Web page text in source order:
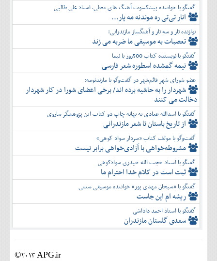
گفتگو با خواننده پیشکسوت آهنگ های محلی، استاد علی طالبی
انار تی‌تی ره موندنه مه یار...
نوازنده تار و سه تار و آهنگساز مازندرانی:
تعصبات به موسیقی ما ضربه می زند
گفتگو با نویسنده کتاب 500روز با نیما
نیمه گمشده اسطوره شعر فارسی
عضو شورای شهر قائم‌شهر در گفت‌و‌گو با مازندنومه:
شهردار را به حاشیه برده اند/ برخی اعضای شورا در کار شهردار
دخالت می کنند
گفتگو با اسدالله عمادی به بهانه چاپ دو کتاب این پژوهشگر ساروی
از تاریخ باستان تا شعر مازندرانی
گفت‌وگو با مولف کتاب «سردار سواد کوهی»
مشروطه‌خواهی با آزادی‌خواهی برابر نیست
گفتگو با استاد حجت الله حیدری سوادکوهی
ثبت است در کلام خدا احترام ما
گفتگو با «سبحان مهدی پور» خواننده موسیقی سنتی
ریشه ام این جاست
گفتگو با استاد احمد داداشی
سعدی گلستان مازندران
©2013 APG.ir